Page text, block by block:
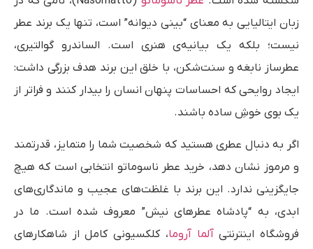
زبان ایتالیایی به معنای “بینی دیوانه” است، تنها یک برند عطر
نیست؛ بلکه یک بیانیه‌ی هنری است. الساندرو گوالتیری،
عطرساز نابغه و سنت‌شکن، با خلق این برند هدف بزرگی داشت:
ایجاد روایحی که احساسات پنهان انسان را بیدار کنند و فراتر از
یک بوی خوشِ ساده باشند.
اگر به دنبال عطری هستید که شخصیت شما را متمایز، قدرتمند
و مرموز نشان دهد، خرید عطر ناسوماتو انتخابی است که هیچ
جایگزینی ندارد. این برند با غلظت‌های عجیب و ماندگاری‌های
ابدی، به “پادشاه عطرهای نیش” معروف شده است. ما در
فروشگاه اینترنتیآلما آروما، کلکسیونی کامل از شاهکارهای